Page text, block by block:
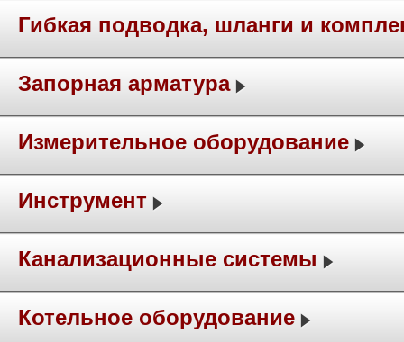
Гибкая подводка, шланги и
Запорная арматура
Измерительное оборудование
Инструмент
Канализационные системы
Котельное оборудование